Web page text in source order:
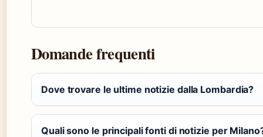
Domande frequenti
Dove trovare le ultime notizie dalla Lombardia?
Quali sono le principali fonti di notizie per